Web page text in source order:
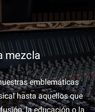
mezcla
emblemáticas
hasta aquellos que
la educación o la